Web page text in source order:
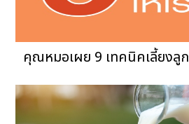
คุณหมอเผย 9 เทคนิคเลี้ยงลูก